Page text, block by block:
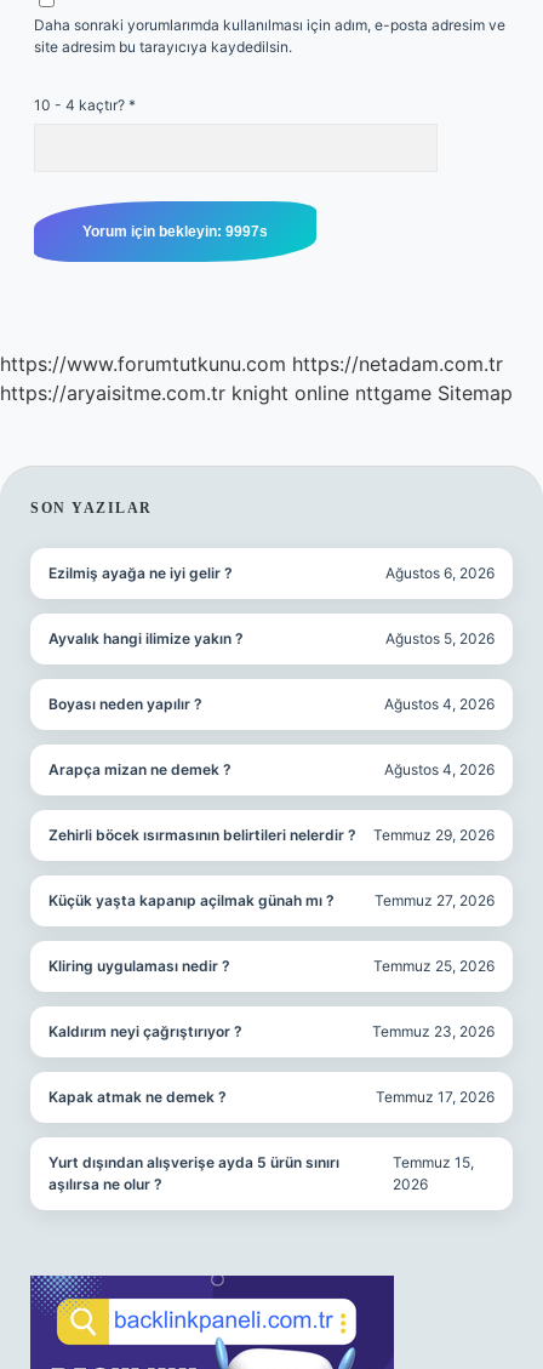
Daha sonraki yorumlarımda kullanılması için adım, e-posta adresim ve
site adresim bu tarayıcıya kaydedilsin.
10 - 4 kaçtır? *
https://www.forumtutkunu.com https://netadam.com.tr
https://aryaisitme.com.tr knight online nttgame Sitemap
SIDEBAR
SON YAZILAR
Ezilmiş ayağa ne iyi gelir ? Ağustos 6, 2026
Ayvalık hangi ilimize yakın ? Ağustos 5, 2026
Boyası neden yapılır ? Ağustos 4, 2026
Arapça mizan ne demek ? Ağustos 4, 2026
Zehirli böcek ısırmasının belirtileri nelerdir ? Temmuz 29, 2026
Küçük yaşta kapanıp açilmak günah mı ? Temmuz 27, 2026
Kliring uygulaması nedir ? Temmuz 25, 2026
Kaldırım neyi çağrıştırıyor ? Temmuz 23, 2026
Kapak atmak ne demek ? Temmuz 17, 2026
Yurt dışından alışverişe ayda 5 ürün sınırı
aşılırsa ne olur ?
Temmuz 15,
2026